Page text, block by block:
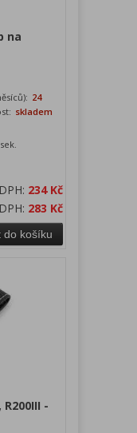
na
24
skladem
234 Kč
283 Kč
do košíku
R200III -